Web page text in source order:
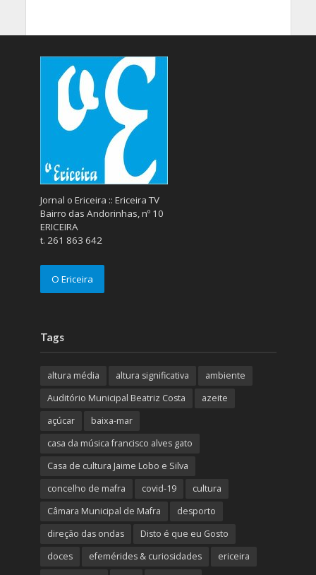
Jornal o Ericeira :: Ericeira TV
Bairro das Andorinhas, nº 10
ERICEIRA
t. 261 863 642
O Ericeira
Tags
altura média altura significativa
ambiente
Auditório Municipal Beatriz Costa
azeite
açúcar
baixa-mar
casa da música francisco alves gato
Casa de cultura Jaime Lobo e Silva
concelho de mafra
covid-19
cultura
Câmara Municipal de Mafra
desporto
direção das ondas
Disto é que eu Gosto
doces
efemérides & curiosidades
ericeira